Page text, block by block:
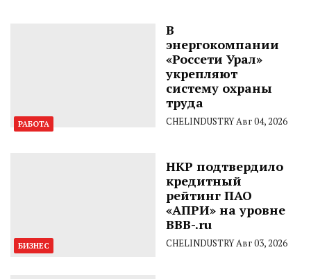
РАБОТА
В
энергокомпании
«Россети Урал»
укрепляют
систему охраны
труда
CHELINDUSTRYАвг 04, 2026
БИЗНЕС
НКР подтвердило
кредитный
рейтинг ПАО
«АПРИ» на уровне
BBB-.ru
CHELINDUSTRYАвг 03, 2026